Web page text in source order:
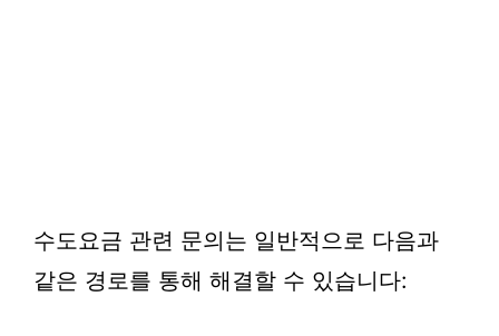
수도요금 관련 문의는 일반적으로 다음과
같은 경로를 통해 해결할 수 있습니다: